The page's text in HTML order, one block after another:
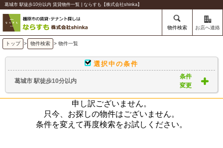
葛城市 駅徒歩10分以内 賃貸物件一覧 | ならすも【株式会社shinka】
物件検索 お店へ連絡
トップ > 物件検索 > 物件一覧
選択中の条件
葛城市 駅徒歩10分以内
条件
変更
申し訳ございません。
只今、お探しの物件はございません。
条件を変えて再度検索をお試しください。